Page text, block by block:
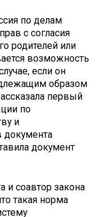
по делам
с согласия
родителей или
возможность
если он
образом
первый
по
и
документа
документ
и соавтор закона
такая норма